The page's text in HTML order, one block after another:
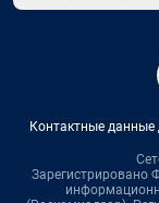
Контактные данные
Зарегистрировано